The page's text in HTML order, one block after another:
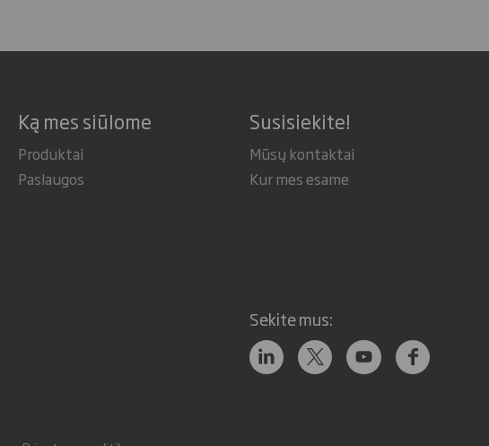
Ką mes siūlome
Produktai
Paslaugos
Susisiekite!
Mūsų kontaktai
Kur mes esame
Sekite mus: